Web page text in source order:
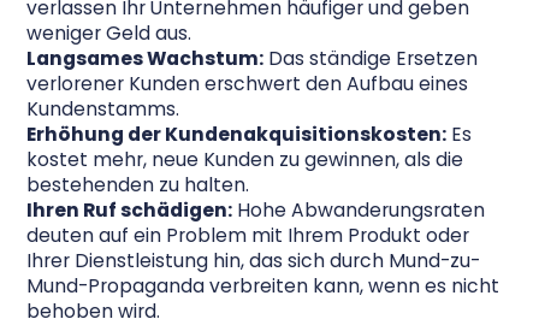
verlassen Ihr Unternehmen häufiger und geben
weniger Geld aus.
Langsames Wachstum: Das ständige Ersetzen
verlorener Kunden erschwert den Aufbau eines
Kundenstamms.
Erhöhung der Kundenakquisitionskosten: Es
kostet mehr, neue Kunden zu gewinnen, als die
bestehenden zu halten.
Ihren Ruf schädigen: Hohe Abwanderungsraten
deuten auf ein Problem mit Ihrem Produkt oder
Ihrer Dienstleistung hin, das sich durch Mund-zu-
Mund-Propaganda verbreiten kann, wenn es nicht
behoben wird.